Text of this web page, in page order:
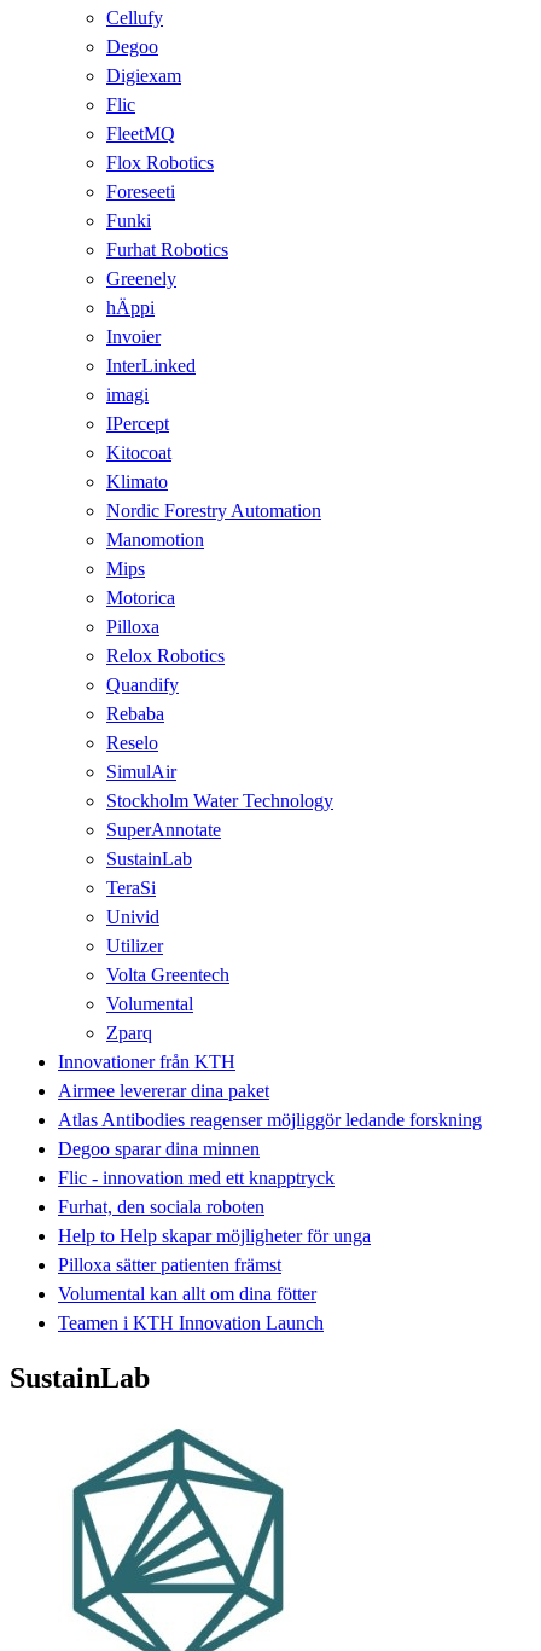
Cellufy
Degoo
Digiexam
Flic
FleetMQ
Flox Robotics
Foreseeti
Funki
Furhat Robotics
Greenely
hÄppi
Invoier
InterLinked
imagi
IPercept
Kitocoat
Klimato
Nordic Forestry Automation
Manomotion
Mips
Motorica
Pilloxa
Relox Robotics
Quandify
Rebaba
Reselo
SimulAir
Stockholm Water Technology
SuperAnnotate
SustainLab
TeraSi
Univid
Utilizer
Volta Greentech
Volumental
Zparq
Innovationer från KTH
Airmee levererar dina paket
Atlas Antibodies reagenser möjliggör ledande forskning
Degoo sparar dina minnen
Flic - innovation med ett knapptryck
Furhat, den sociala roboten
Help to Help skapar möjligheter för unga
Pilloxa sätter patienten främst
Volumental kan allt om dina fötter
Teamen i KTH Innovation Launch
SustainLab